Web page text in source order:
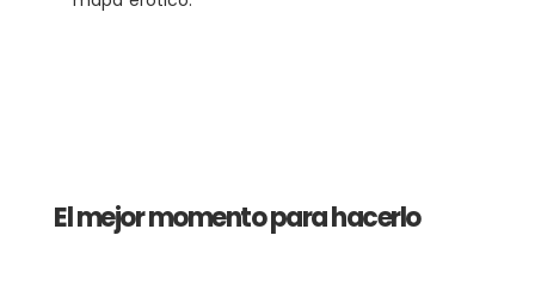
El mejor momento para hacerlo